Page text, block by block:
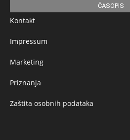
ČASOPIS
Kontakt
Impressum
Marketing
Priznanja
Zaštita osobnih podataka